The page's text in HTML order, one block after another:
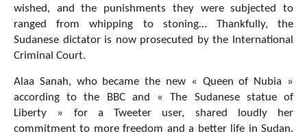
wished, and the punishments they were subjected to
ranged from whipping to stoning… Thankfully, the
Sudanese dictator is now prosecuted by the International
Criminal Court.
Alaa Sanah, who became the new « Queen of Nubia »
according to the BBC and « The Sudanese statue of
Liberty » for a Tweeter user, shared loudly her
commitment to more freedom and a better life in Sudan.